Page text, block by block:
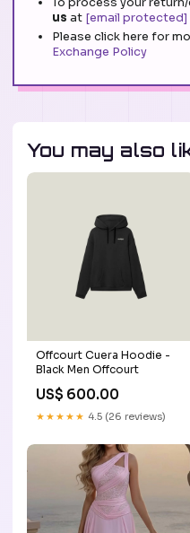
us at [email protected]
Please click here for
Exchange Policy
You may also
Offcourt Cuera Hoodie -
Black Men Offcourt
US$ 600.00
★★★★★ 4.5 (26 reviews)